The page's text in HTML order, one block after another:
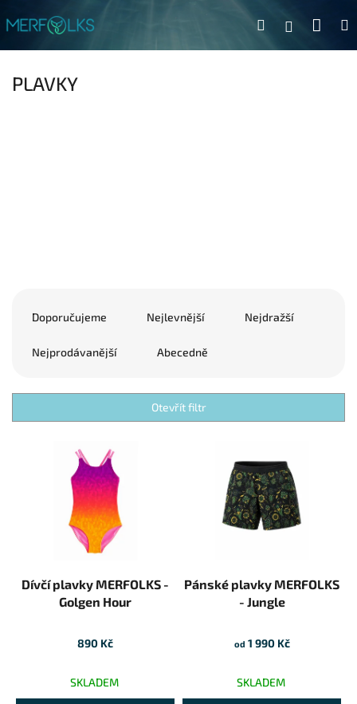
Hledat
PLAVKY
Doporučujeme Nejlevnější Nejdražší
Nejprodávanější Abecedně
Otevřít filtr
Výpis produktů
Dívčí plavky MERFOLKS -
Golgen Hour
890 Kč
SKLADEM
Pánské plavky MERFOLKS
- Jungle
od 1 990 Kč
SKLADEM